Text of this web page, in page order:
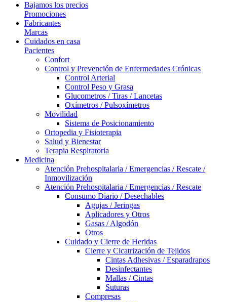
Bajamos los precios
Promociones
Fabricantes
Marcas
Cuidados en casa
Pacientes
Confort
Control y Prevención de Enfermedades Crónicas
Control Arterial
Control Peso y Grasa
Glucometros / Tiras / Lancetas
Oxímetros / Pulsoxímetros
Movilidad
Sistema de Posicionamiento
Ortopedia y Fisioterapia
Salud y Bienestar
Terapia Respiratoria
Medicina
Atención Prehospitalaria / Emergencias / Rescate /
Inmovilización
Atención Prehospitalaria / Emergencias / Rescate
Consumo Diario / Desechables
Agujas / Jeringas
Aplicadores y Otros
Gasas / Algodón
Otros
Cuidado y Cierre de Heridas
Cierre y Cicatrización de Tejidos
Cintas Adhesivas / Esparadrapos
Desinfectantes
Mallas / Cintas
Suturas
Compresas